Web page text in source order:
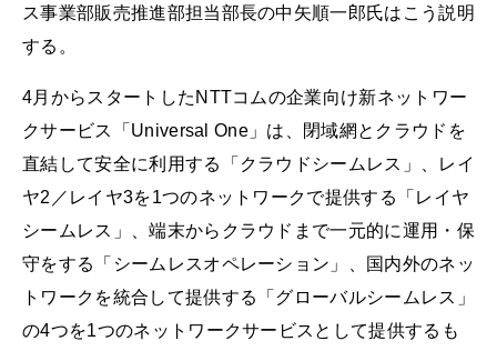
ス事業部販売推進部担当部長の中矢順一郎氏はこう説明
する。
4月からスタートしたNTTコムの企業向け新ネットワー
クサービス「Universal One」は、閉域網とクラウドを
直結して安全に利用する「クラウドシームレス」、レイ
ヤ2／レイヤ3を1つのネットワークで提供する「レイヤ
シームレス」、端末からクラウドまで一元的に運用・保
守をする「シームレスオペレーション」、国内外のネッ
トワークを統合して提供する「グローバルシームレス」
の4つを1つのネットワークサービスとして提供するも